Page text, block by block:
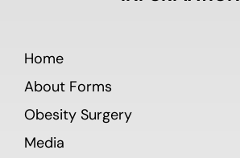
Home
About Forms
Obesity Surgery
Media